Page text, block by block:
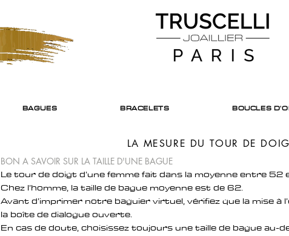
BAGUES BRACELETS BOUCLES
LA MESURE DU TOUR DE
BON A SAVOIR SUR LA TAILLE D'UNE BAGUE
Le tour de doigt d’une femme fait dans la moyenne entre 52
Chez l’homme, la taille de bague moyenne est de 62.
Avant d’imprimer notre baguier virtuel, vérifiez que la mise à
la boîte de dialogue ouverte.
En cas de doute, choisissez toujours une taille de bague au-